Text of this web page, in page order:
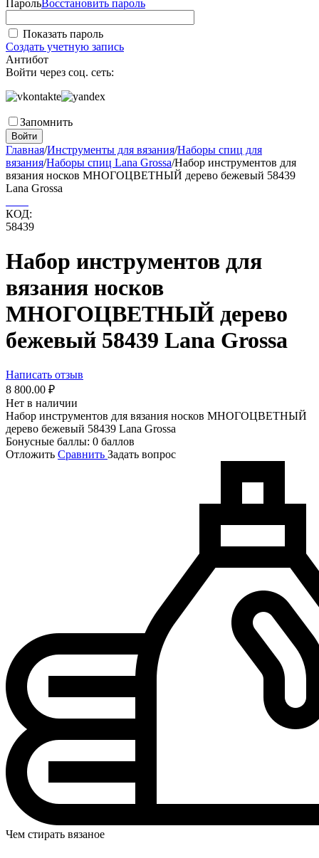
ПарольВосстановить пароль
Показать пароль
Создать учетную запись
Антибот
Войти через соц. сеть:
Запомнить
Войти
Главная/Инструменты для вязания/Наборы спиц для
вязания/Наборы спиц Lana Grossa/Набор инструментов для
вязания носков МНОГОЦВЕТНЫЙ дерево бежевый 58439
Lana Grossa
КОД:
58439
Набор инструментов для
вязания носков
МНОГОЦВЕТНЫЙ дерево
бежевый 58439 Lana Grossa
Написать отзыв
8 800.00 ₽
Нет в наличии
Набор инструментов для вязания носков МНОГОЦВЕТНЫЙ
дерево бежевый 58439 Lana Grossa
Бонусные баллы: 0 баллов
Отложить Сравнить Задать вопрос
Чем стирать вязаное